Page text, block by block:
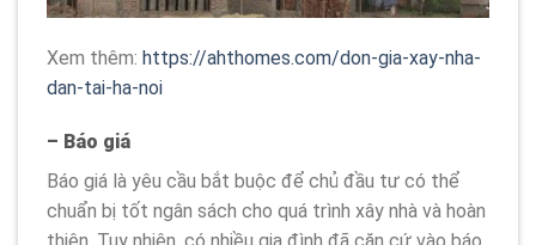
Xem thêm: https://ahthomes.com/don-gia-xay-nha-
dan-tai-ha-noi
– Báo giá
Báo giá là yêu cầu bắt buộc để chủ đầu tư có thể
chuẩn bị tốt ngân sách cho quá trình xây nhà và hoàn